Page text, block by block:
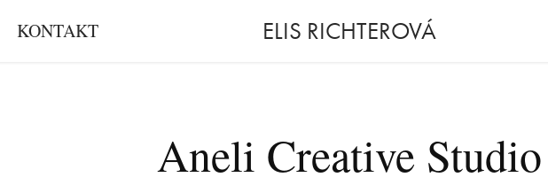
KONTAKT ELIS RICHTEROVÁ
Aneli Creative Studio